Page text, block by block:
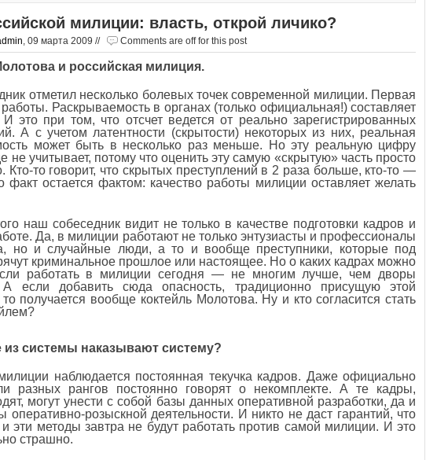
милиции: власть, открой личико?
, 09 марта 2009 // Comments are off for this post
и российская милиция.
отметил несколько болевых точек современной милиции. Первая
Раскрываемость в органах (только официальная!) составляет
это при том, что отсчет ведется от реально зарегистрированных
А с учетом латентности (скрытости) некоторых из них, реальная
может быть в несколько раз меньше. Но эту реальную цифру
не учитывает, потому что оценить эту самую «скрытую» часть просто
Кто-то говорит, что скрытых преступлений в 2 раза больше, кто-то —
факт остается фактом: качество работы милиции оставляет желать
наш собеседник видит не только в качестве подготовки кадров и
Да, в милиции работают не только энтузиасты и профессионалы
но и случайные люди, а то и вообще преступники, которые под
криминальное прошлое или настоящее. Но о каких кадрах можно
работать в милиции сегодня — не многим лучше, чем дворы
А если добавить сюда опасность, традиционно присущую этой
получается вообще коктейль Молотова. Ну и кто согласится стать
системы наказывают систему?
наблюдается постоянная текучка кадров. Даже официально
разных рангов постоянно говорят о некомплекте. А те кадры,
могут унести с собой базы данных оперативной разработки, да и
оперативно-розыскной деятельности. И никто не даст гарантий, что
эти методы завтра не будут работать против самой милиции. И это
страшно.